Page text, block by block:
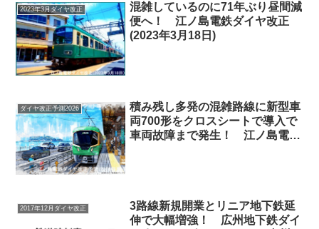
2023年3月ダイヤ改正
混雑しているのに71年ぶり昼間減
便へ！ 江ノ島電鉄ダイヤ改正
(2023年3月18日)
ダイヤ改正予測2026
積み残し多発の混雑路線に新型車
両700形をクロスシートで導入で
車両故障まで発生！ 江ノ島電鉄
2017年12月ダイヤ改正
3路線新規開業とリニア地下鉄延
伸で大幅増強！ 広州地下鉄ダイ